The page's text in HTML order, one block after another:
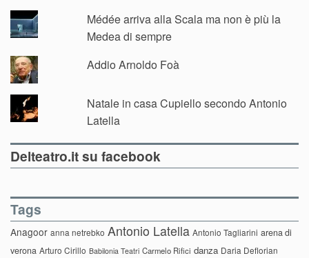
Médée arriva alla Scala ma non è più la
Medea di sempre
Addio Arnoldo Foà
Natale in casa Cupiello secondo Antonio
Latella
Delteatro.it su facebook
Tags
Anagoor anna netrebko Antonio Latella Antonio Tagliarini arena di
verona Arturo Cirillo Babilonia Teatri Carmelo Rifici danza Daria Deflorian